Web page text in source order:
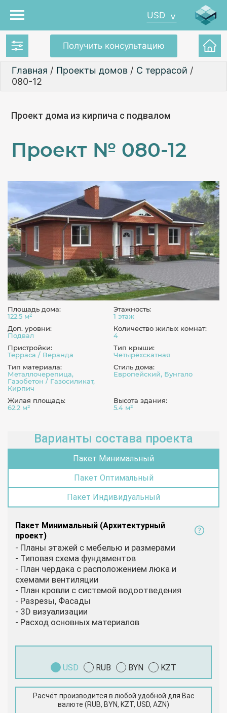
Получить консультацию
USD
Главная / Проекты домов / С террасой /
080-12
Проект дома из кирпича с подвалом
Проект № 080-12
Площадь дома:
122.5 м²
Этажность:
1 этаж
Доп. уровни:
Подвал
Количество жилых комнат:
4
Пристройки:
Терраса / Веранда
Тип крыши:
Четырёхскатная
Тип материала:
Металлочерепица,
Газобетон / Газосиликат,
Кирпич
Стиль дома:
Европейский, Бунгало
Жилая площадь:
62.2 м²
Высота здания:
5.4 м²
Варианты состава проекта
Пакет Минимальный
Пакет Оптимальный
Пакет Индивидуальный
Пакет Минимальный (Архитектурный
проект)
- Планы этажей с мебелью и размерами
- Типовая схема фундаментов
- План чердака с расположением люка и
схемами вентиляции
- План кровли с системой водоотведения
- Разрезы, Фасады
- 3D визуализации
- Расход основных материалов
USD RUB BYN KZT
Расчёт производится в любой удобной для Вас
валюте (RUB, BYN, KZT, USD, AZN)